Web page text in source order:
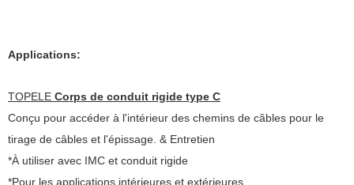
Applications:
TOPELE Corps de conduit rigide type C
Conçu pour accéder à l'intérieur des chemins de câbles pour le
tirage de câbles et l'épissage. & Entretien
*À utiliser avec IMC et conduit rigide
*Pour les applications intérieures et extérieures